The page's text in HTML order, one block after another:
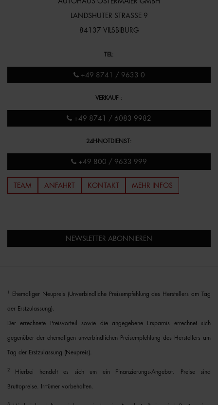
LANDSHUTER STRASSE 9
84137 VILSBIBURG
TEL :
+49 8741 / 9633 0
VERKAUF :
+49 8741 / 6083 9982
24H-NOTDIENST:
+49 800 / 9633 999
TEAM ANFAHRT KONTAKT MEHR INFOS
NEWSLETTER ABONNIEREN
Ehemaliger Neupreis (Unverbindliche Preisempfehlung des Herstellers am Tag
der Erstzulassung).
Der errechnete Preisvorteil sowie die angegebene Ersparnis errechnet sich
gegenüber der ehemaligen unverbindlichen Preisempfehlung des Herstellers am
Tag der Erstzulassung (Neupreis).
2 Hierbei handelt es sich um ein Finanzierungs-Angebot. Preise sind
Bruttopreise. Irrtümer vorbehalten.